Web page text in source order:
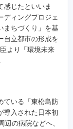
感じたといいま
ディングプロジェ
まちづくり」を基
自立都市の形成を
より「環境未来
ている「東松島防
導入された日本初
辺の病院などへ、